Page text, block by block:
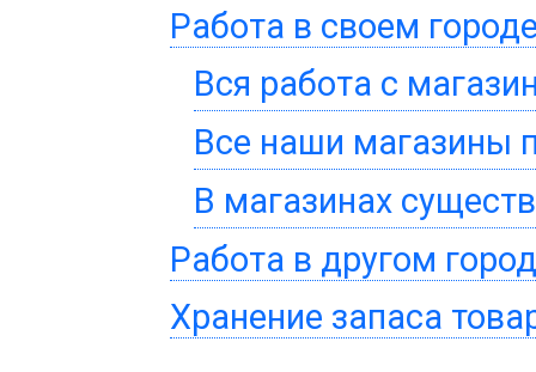
Работа в своем
Работа в другом
Хранение запаса